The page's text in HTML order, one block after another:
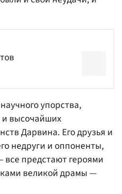
упорства,
и высочайших
Дарвина. Его друзья и
недруги и оппоненты,
предстают героями
великой драмы —